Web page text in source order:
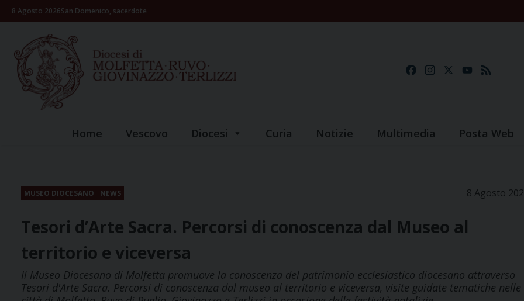
Skip8 Agosto 2026San Domenico, sacerdote
FacebookInstagramYouTube
Home Vescovo Diocesi Curia Notizie Multimedia Posta Web
MUSEO DIOCESANO NEWS 8 Agosto
Tesori d’Arte Sacra. Percorsi di conoscenza dal Museo al
territorio e viceversa
Il Museo Diocesano di Molfetta promuove la conoscenza del patrimonio ecclesiastico diocesano attraverso
Tesori d'Arte Sacra. Percorsi di conoscenza dal museo al territorio e viceversa, visite guidate tematiche nelle